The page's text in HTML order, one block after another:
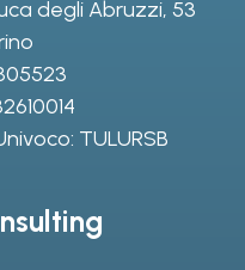
degli Abruzzi, 53
TULURSB